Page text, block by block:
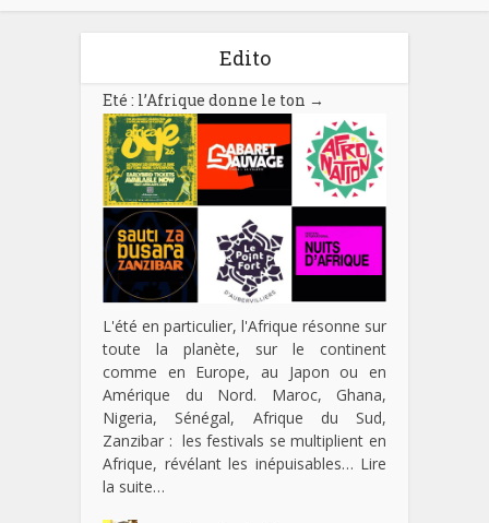
Edito
Eté : l’Afrique donne le ton →
L'été en particulier, l'Afrique résonne sur
toute la planète, sur le continent
comme en Europe, au Japon ou en
Amérique du Nord. Maroc, Ghana,
Nigeria, Sénégal, Afrique du Sud,
Zanzibar : les festivals se multiplient en
Afrique, révélant les inépuisables… Lire
la suite…